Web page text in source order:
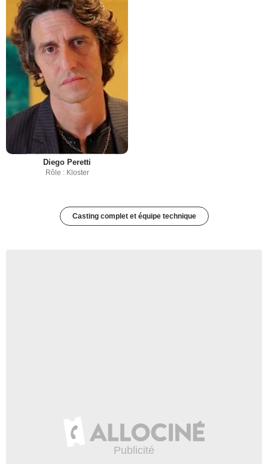
Diego Peretti
Rôle : Kloster
Casting complet et équipe technique